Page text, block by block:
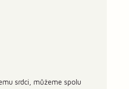
srdci, můžeme spolu